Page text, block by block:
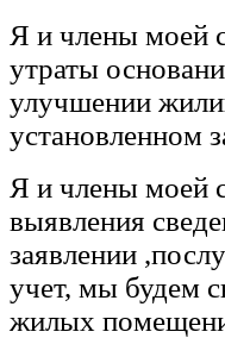
Я и члены моей
утраты
улучшении
установленном
Я и члены моей
выявления
заявлении
учет, мы будем
жилых